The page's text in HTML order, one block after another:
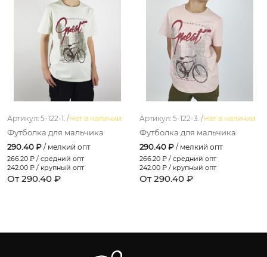
Артикул: 5-122-1. /Нет в наличии
Футболка для мальчика
290.40 ₽ / мелкий опт
266.20 ₽ / средний опт
242.00 ₽ / крупный опт
От 290.40 ₽
Артикул: 5-122-3. /Нет в наличии
Футболка для мальчика
290.40 ₽ / мелкий опт
266.20 ₽ / средний опт
242.00 ₽ / крупный опт
От 290.40 ₽